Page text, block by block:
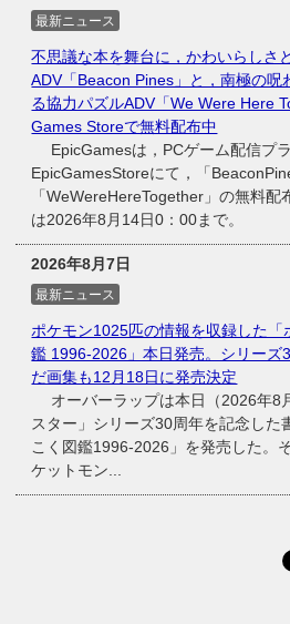
最新ニュース
不思議な本を舞台に，かわいらしさ
ADV「Beacon Pines」と，南極の呪
る協力パズルADV「We Were Here
Games Storeで無料配布中
EpicGamesは，PCゲーム配信プ
EpicGamesStoreにて，「
「WeWereHereTogether」の無料配
は2026年8月14日0：00まで。
2026年8月7日
最新ニュース
ポケモン1025匹の情報を収録した「
鑑 1996-2026」本日発売。シリーズ
だ画集も12月18日に発売決定
オーバーラップは本日（2026年8
スター」シリーズ30周年を記念した
こく図鑑1996-2026」を発売した。
ケットモン...